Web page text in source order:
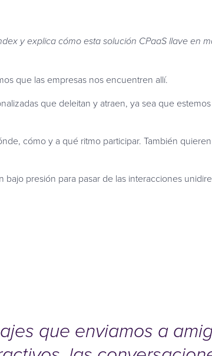
y explica cómo esta solución CPaaS llave en
que las empresas nos encuentren allí.
que deleitan y atraen, ya sea que
cómo y a qué ritmo participar. También
presión para pasar de las interacciones
que enviamos a